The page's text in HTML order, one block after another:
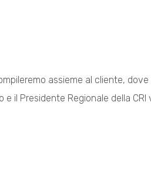
assieme al cliente,
il Presidente Regionale della